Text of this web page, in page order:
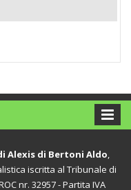
Alexis di Bertoni Aldo
iscritta al Tribunale di
nr. 32957 - Partita IVA